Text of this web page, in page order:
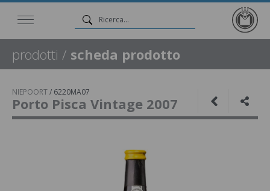
prodotti / scheda prodotto
NIEPOORT/ 6220MA07
Porto Pisca Vintage 2007